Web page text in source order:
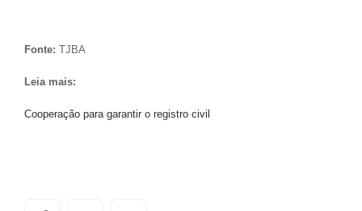
Fonte: TJBA
Leia mais:
Cooperação para garantir o registro civil